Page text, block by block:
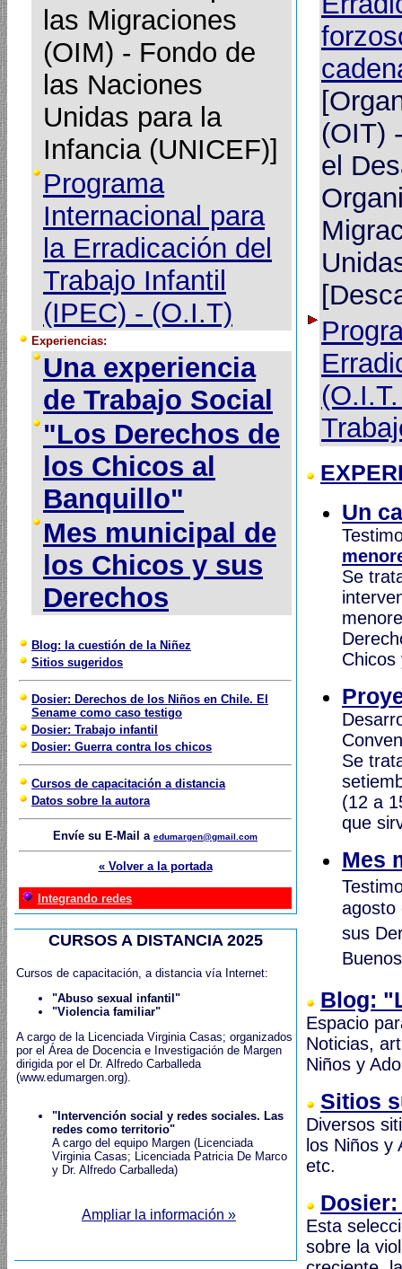
las Migraciones
(OIM) - Fondo de
las Naciones
Unidas para la
Infancia (UNICEF)]
Programa
Internacional para
la Erradicación del
Trabajo Infantil
(IPEC) - (O.I.T)
Experiencias:
Una experiencia
de Trabajo Social
"Los Derechos de
los Chicos al
Banquillo"
Mes municipal de
los Chicos y sus
Derechos
Blog: la cuestión de la Niñez
Sitios sugeridos
Dosier: Derechos de los Niños en Chile. El
Sename como caso testigo
Dosier: Trabajo infantil
Dosier: Guerra contra los chicos
Cursos de capacitación a distancia
Datos sobre la autora
Envíe su E-Mail a edumargen@gmail.com
« Volver a la portada
Integrando redes
CURSOS A DISTANCIA 2025
Cursos de capacitación, a distancia vía Internet:
"Abuso sexual infantil"
"Violencia familiar"
A cargo de la Licenciada Virginia Casas; organizados
por el Área de Docencia e Investigación de Margen
dirigida por el Dr. Alfredo Carballeda
(www.edumargen.org).
"Intervención social y redes sociales. Las
redes como territorio"
A cargo del equipo Margen (Licenciada
Virginia Casas; Licenciada Patricia De Marco
y Dr. Alfredo Carballeda)
Ampliar la información »
(OIT)
el
Un
Se
Chicos
Se
(12 a
que
Mes
agosto
sus
Blog:
Espacio
Noticias,
Niños y
Sitios
Diversos
los Niños y
etc.
Esta
sobre la